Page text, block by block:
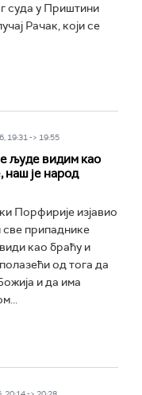
суда у Приштини
Рачак, који се
19:31 -> 19:55
људе видим као
наш је народ
Порфирије изјавио
све припаднике
као браћу и
од тога да
и да има